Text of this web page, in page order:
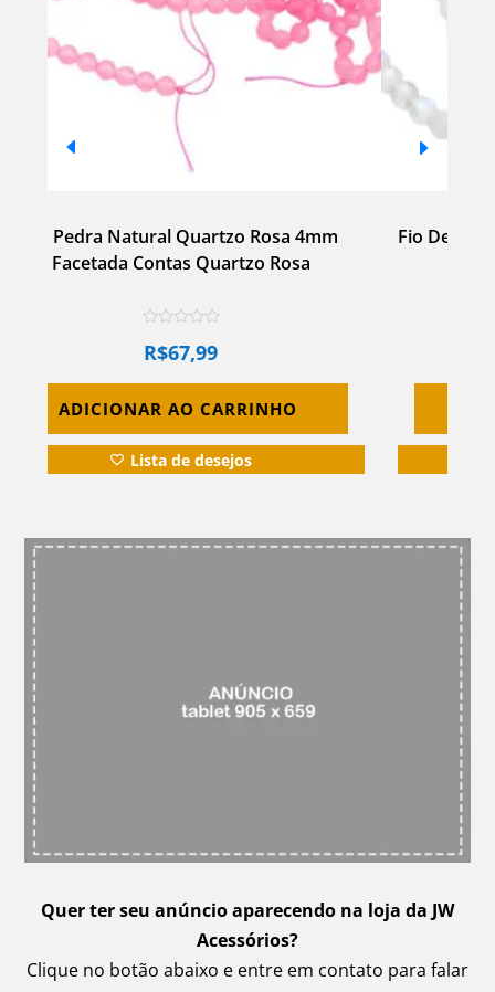
De Pedra Da Lua Natural 4mm Facetada
Contas Pedra Da Lua
e
5
R$67,99
ADICIONAR AO CARRINHO
Lista de desejos
Fio Pedra
Quer ter seu anúncio aparecendo na loja da JW
Acessórios?
Clique no botão abaixo e entre em contato para falar